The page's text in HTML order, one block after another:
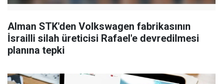
Alman STK'den Volkswagen fabrikasının
İsrailli silah üreticisi Rafael'e devredilmesi
planına tepki